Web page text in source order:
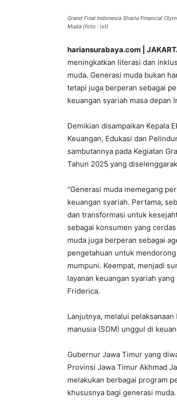
Grand Final Indonesia Sharia Financial
Muda (foto : ist)
hariansurabaya.com |
meningkatkan literasi dan
muda. Generasi muda bukan
tetapi juga berperan sebagai
keuangan syariah masa depan
Demikian disampaikan Kepala
Keuangan, Edukasi dan
sambutannya pada Kegiatan
Tahun 2025 yang
“Generasi muda memegang
keuangan syariah. Pertama,
dan transformasi untuk
sebagai konsumen yang
muda juga berperan sebagai
pengetahuan untuk
mumpuni. Keempat, menjadi
layanan keuangan syariah
Friderica.
Lanjutnya, melalui
manusia (SDM) unggul di
Gubernur Jawa Timur yang
Provinsi Jawa Timur Akhmad
melakukan berbagai program
khususnya bagi generasi muda.